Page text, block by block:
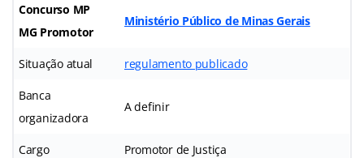
Concurso MP
MG Promotor
Ministério Público de Minas Gerais
Situação atual regulamento publicado
Banca
organizadora
A definir
Cargo Promotor de Justiça